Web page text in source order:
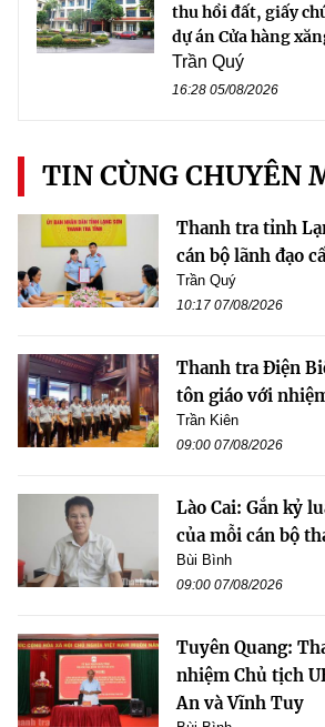
thu hồi đất, giấy
dự án Cửa hàng
Trần Quý
16:28 05/08/2026
TIN CÙNG CHUYÊN
Thanh tra tỉnh
cán bộ lãnh đạo
Trần Quý
10:17 07/08/2026
Thanh tra Điện
tôn giáo với
Trần Kiên
09:00 07/08/2026
Lào Cai: Gắn kỷ
của mỗi cán bộ
Bùi Bình
09:00 07/08/2026
Tuyên Quang:
nhiệm Chủ tịch
An và Vĩnh Tuy